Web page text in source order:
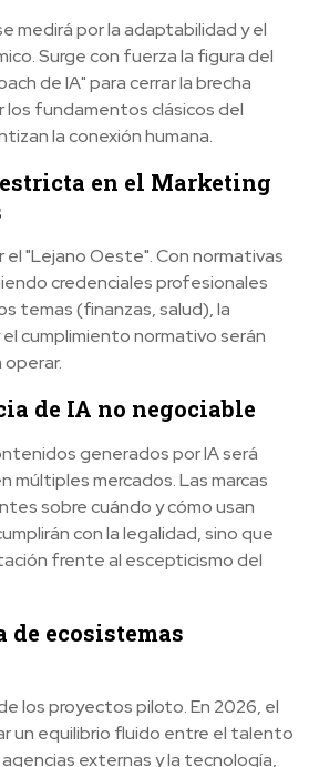
medirá por la adaptabilidad y el
Surge con fuerza la figura del
de IA" para cerrar la brecha
los fundamentos clásicos del
la conexión humana.
en el Marketing
el "Lejano Oeste". Con normativas
credenciales profesionales
temas (finanzas, salud), la
cumplimiento normativo serán
de IA no negociable
generados por IA será
múltiples mercados. Las marcas
sobre cuándo y cómo usan
con la legalidad, sino que
frente al escepticismo del
de ecosistemas
los proyectos piloto. En 2026, el
un equilibrio fluido entre el talento
externas y la tecnología,